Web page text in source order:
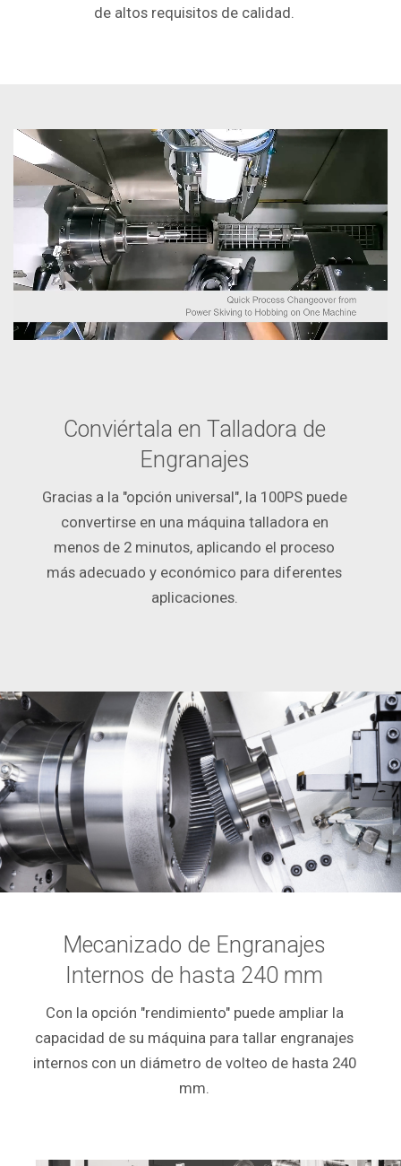
de altos requisitos de calidad.
Conviértala en Talladora de
Engranajes
Gracias a la "opción universal", la 100PS puede
convertirse en una máquina talladora en
menos de 2 minutos, aplicando el proceso
más adecuado y económico para diferentes
aplicaciones.
Mecanizado de Engranajes
Internos de hasta 240 mm
Con la opción "rendimiento" puede ampliar la
capacidad de su máquina para tallar engranajes
internos con un diámetro de volteo de hasta 240
mm.